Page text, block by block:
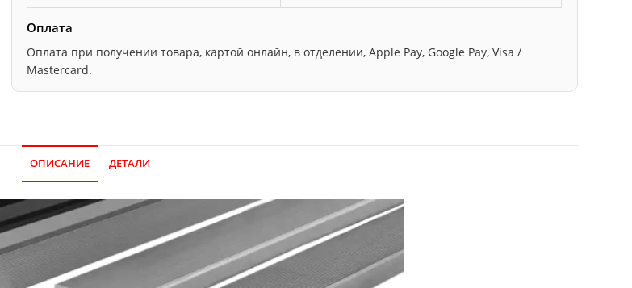
Оплата
Оплата при получении товара, картой онлайн, в отделении, Apple Pay, Google Pay, Visa /
Mastercard.
ОПИСАНИЕ ДЕТАЛИ